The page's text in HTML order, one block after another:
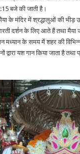
बजे की जाती है।
के मंदिर में श्रद्धालुओं की भीड़
दर्शन के लिए आते हैं तथा
मध्यान के समय में शहर की विभिन्न
द्वारा यश गान किया जाता है तथा